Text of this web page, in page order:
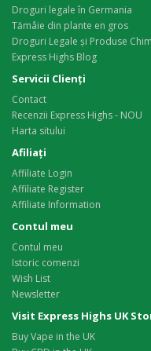
Droguri legale în Germania
Tămâie din plante en gros
Droguri Legale și Produse
Express Highs Blog
Servicii Clienţi
Contact
Recenzii Express Highs - NOU
Harta sitului
Afiliaţi
Affiliate Login
Affiliate Register
Affiliate Information
Contul meu
Contul meu
Istoric comenzi
Wish List
Newsletter
Visit Express Highs UK
Buy Vape in the UK